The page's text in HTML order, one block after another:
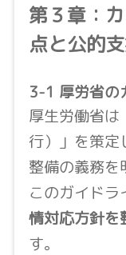
第３章：
点と公的
3-1 厚労省の
厚生労働省
行）」を策定
整備の義務を
このガイドラ
情対応方針を
す。